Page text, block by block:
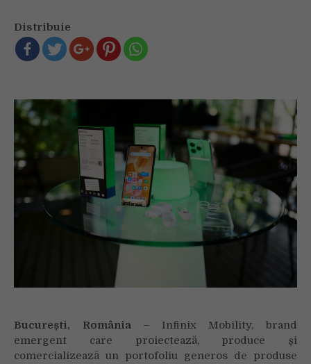
intră
pe
piața
Distribuie
București, România– Infinix Mobility, brand
emergent care proiectează, produce și
comercializează un portofoliu generos de produse